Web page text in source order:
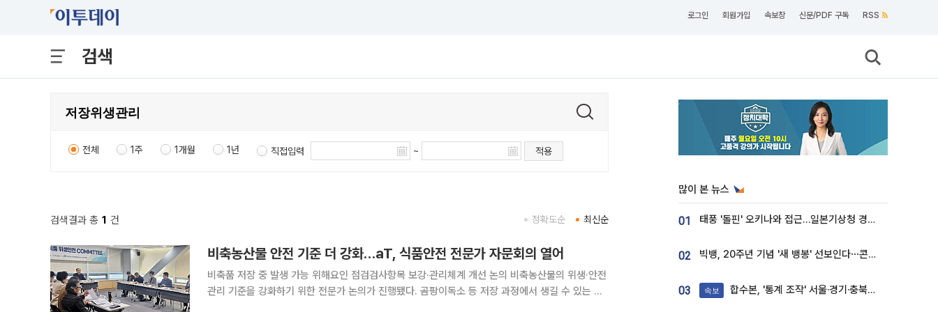
로그인 회원가입 속보창 신문/PDF 구독 RSS
검색
전체 1주 1개월 1년 직접입력 ~ 적용
검색결과 총 1 건 최신순
정확도순
비축농산물 안전 기준 더 강화…aT, 식품안전 전문가 자문회의 열어
비축품 저장 중 발생 가능 위해요인 점검검사항목 보강·관리체계 개선 논의 비축농산물의 위생·안전
관리 기준을 강화하기 위한 전문가 논의가 진행됐다. 곰팡이독소 등 저장 과정에서 생길 수 있는 위
많이 본 뉴스
01 태풍 '돌핀' 오키나와 접근…일본기상청 경로 업데이트
02 빅뱅, 20주년 기념 '새 뱅봉' 선보인다⋯콘서트 앞두고 팝업 개최
03 속보 합수본, '통계 조작' 서울·경기·충북 선관위 등 추가 압수수색